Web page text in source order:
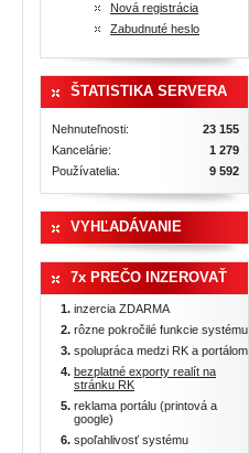
Nová registrácia
Zabudnuté heslo
ŠTATISTIKA SERVERA
Nehnuteľnosti:
23 155
Kancelárie:
1 279
Používatelia:
9 592
VYHĽADÁVANIE
7x PREČO INZEROVAŤ
inzercia ZDARMA
rôzne pokročilé funkcie systému
spolupráca medzi RK a portálom
bezplatné exporty realít na
stránku RK
reklama portálu (printová a
google)
spoľahlivosť systému